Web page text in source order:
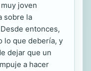
joven
sobre la
entonces,
lo que debería, y
dejar que un
a hacer